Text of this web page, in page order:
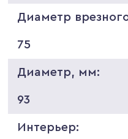
Диаметр
75
Диаметр, мм:
93
Интерьер: